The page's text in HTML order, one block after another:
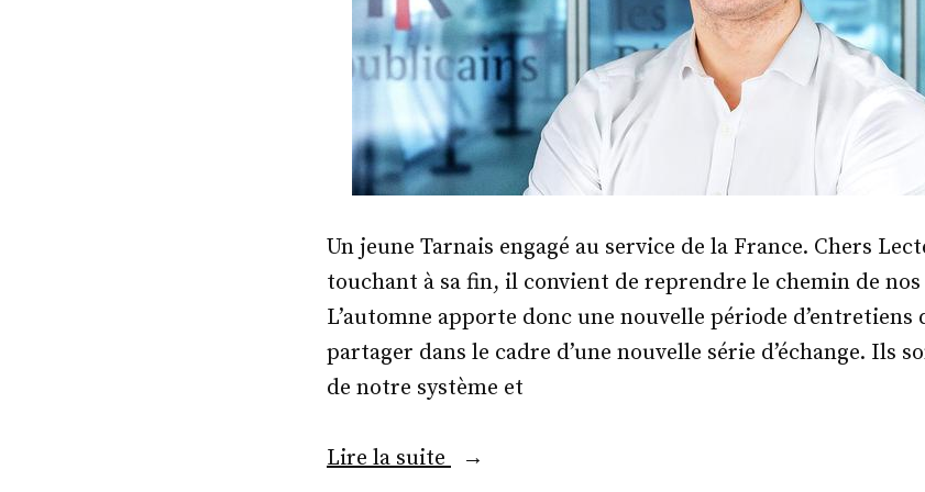
Un jeune Tarnais engagé au service de la France. Chers
touchant à sa fin, il convient de reprendre le chemin de
L’automne apporte donc une nouvelle période d’entretiens
partager dans le cadre d’une nouvelle série d’échange. Ils
de notre système et
Lire la suite « M.